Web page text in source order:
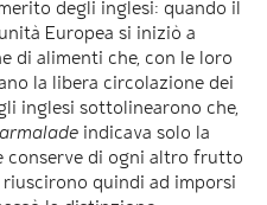
degli inglesi: quando il
Europea si iniziò a
di alimenti che, con le loro
la libera circolazione dei
inglesi sottolinearono che,
indicava solo la
conserve di ogni altro frutto
riuscirono quindi ad imporsi